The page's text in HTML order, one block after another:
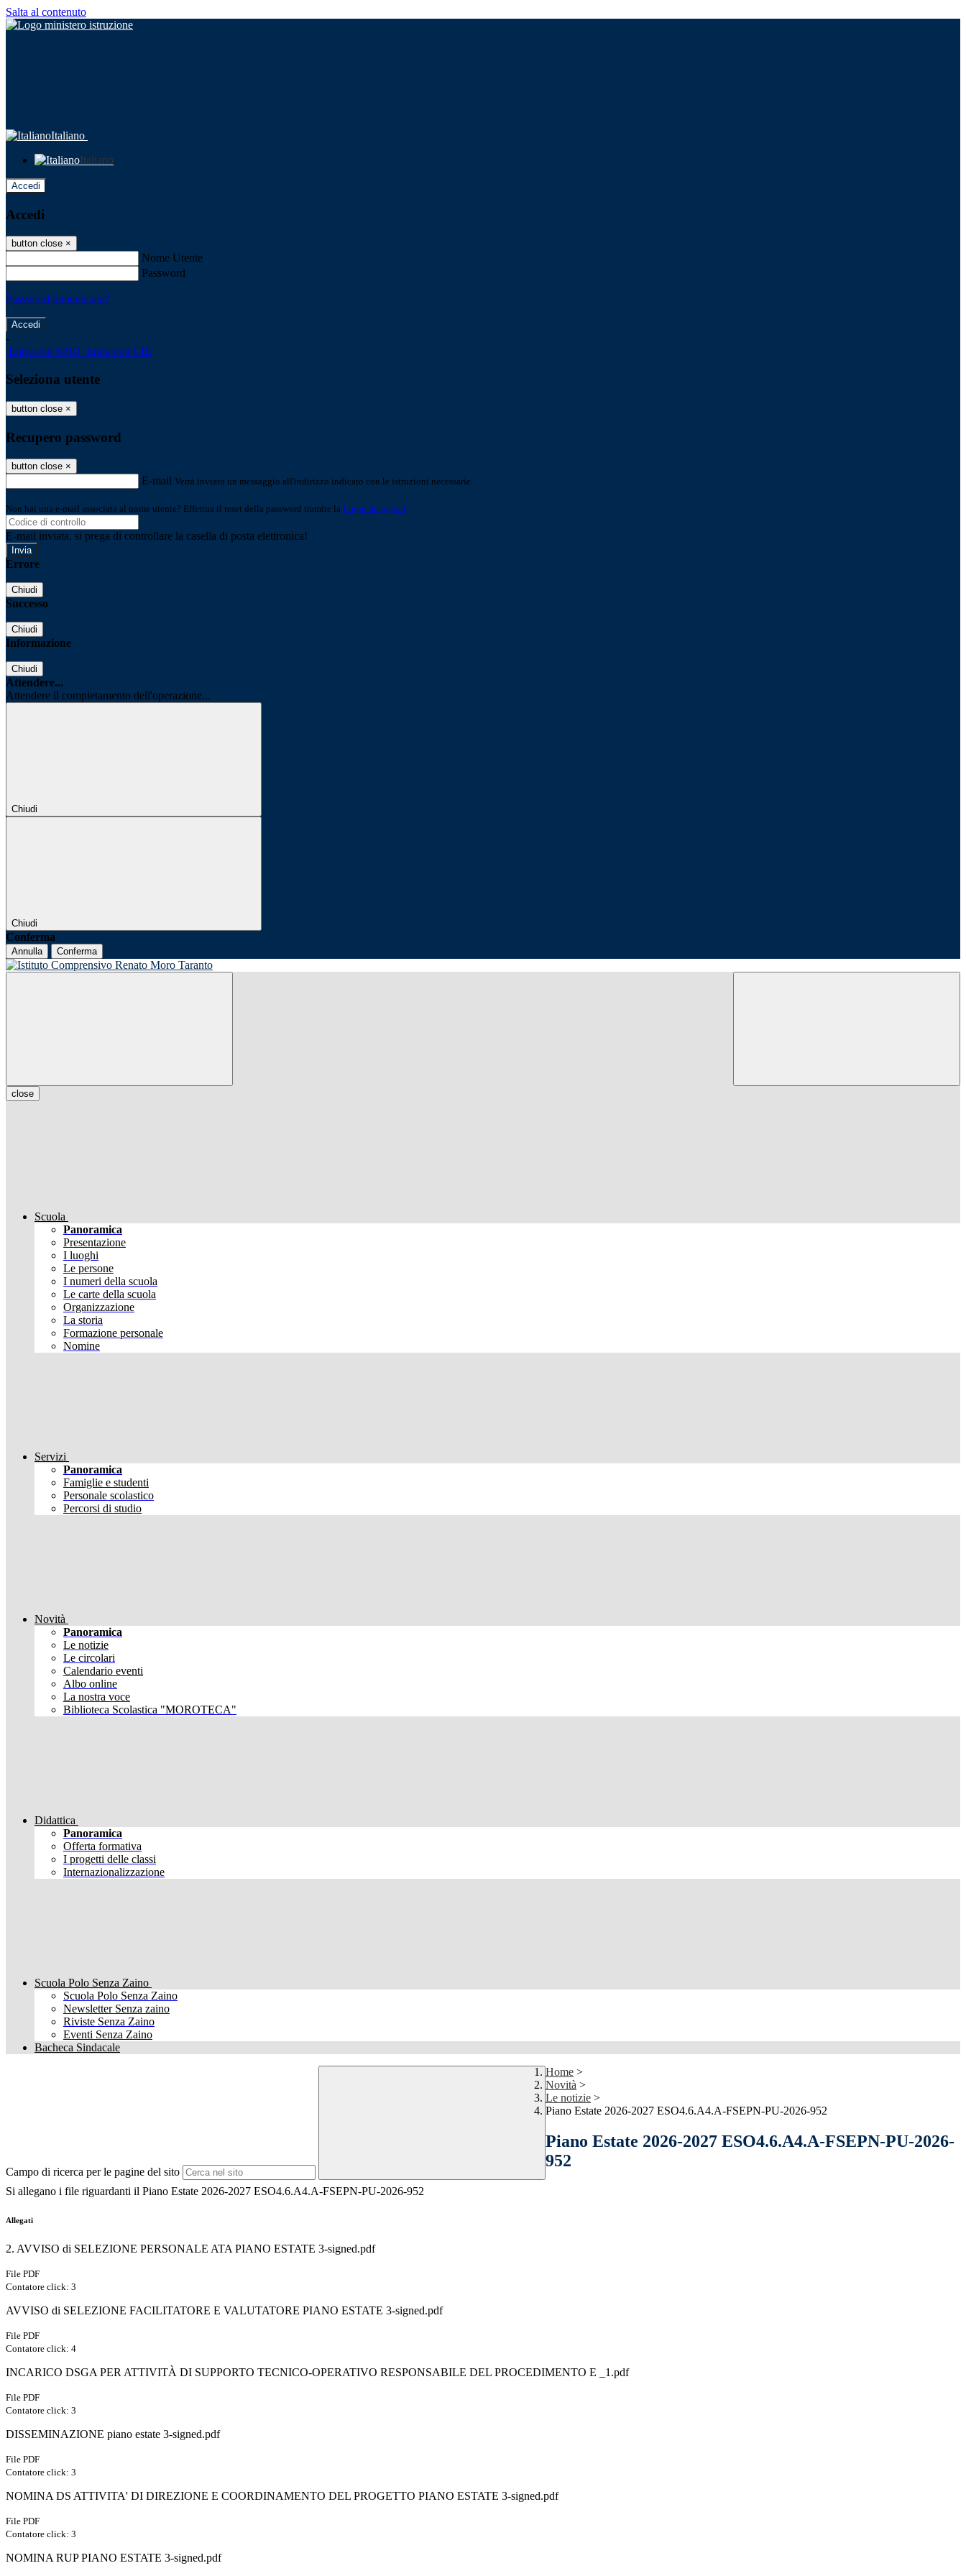
Salta al contenuto
Italiano
Italiano
Accedi
Accedi
button close ×
Nome Utente
Password
Password dimenticata?
-
Entra con SPID Entra con CIE
Seleziona utente
button close ×
Recupero password
button close ×
E-mail Verrà inviato un messaggio all'indirizzo indicato con le istruzioni necessarie.
Non hai una e-mail associata al nome utente? Effettua il reset della password tramite la Login Spaggiari
E-mail inviata, si prega di controllare la casella di posta elettronica!
Errore
Chiudi
Successo
Chiudi
Informazione
Chiudi
Attendere...
Attendere il completamento dell'operazione...
Chiudi
Chiudi
Conferma
Annulla Conferma
close
Scuola
Panoramica
Presentazione
I luoghi
Le persone
I numeri della scuola
Le carte della scuola
Organizzazione
La storia
Formazione personale
Nomine
Servizi
Panoramica
Famiglie e studenti
Personale scolastico
Percorsi di studio
Novità
Panoramica
Le notizie
Le circolari
Calendario eventi
Albo online
La nostra voce
Biblioteca Scolastica "MOROTECA"
Didattica
Panoramica
Offerta formativa
I progetti delle classi
Internazionalizzazione
Scuola Polo Senza Zaino
Scuola Polo Senza Zaino
Newsletter Senza zaino
Riviste Senza Zaino
Eventi Senza Zaino
Bacheca Sindacale
Campo di ricerca per le pagine del sito
Home >
Novità >
Le notizie >
Piano Estate 2026-2027 ESO4.6.A4.A-FSEPN-PU-2026-952
Piano Estate 2026-2027 ESO4.6.A4.A-FSEPN-PU-2026-
952
Si allegano i file riguardanti il Piano Estate 2026-2027 ESO4.6.A4.A-FSEPN-PU-2026-952
Allegati
2. AVVISO di SELEZIONE PERSONALE ATA PIANO ESTATE 3-signed.pdf
File PDF
Contatore click: 3
AVVISO di SELEZIONE FACILITATORE E VALUTATORE PIANO ESTATE 3-signed.pdf
File PDF
Contatore click: 4
INCARICO DSGA PER ATTIVITÀ DI SUPPORTO TECNICO-OPERATIVO RESPONSABILE DEL PROCEDIMENTO E _1.pdf
File PDF
Contatore click: 3
DISSEMINAZIONE piano estate 3-signed.pdf
File PDF
Contatore click: 3
NOMINA DS ATTIVITA' DI DIREZIONE E COORDINAMENTO DEL PROGETTO PIANO ESTATE 3-signed.pdf
File PDF
Contatore click: 3
NOMINA RUP PIANO ESTATE 3-signed.pdf